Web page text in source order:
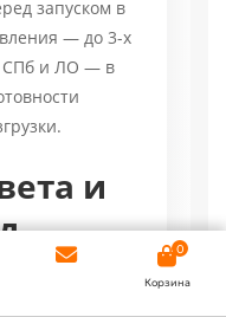
запуском в
— до 3-х
СПб и ЛО — в
и
и матовые
0
Корзина